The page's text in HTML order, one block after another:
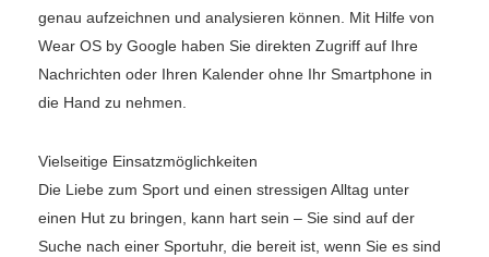
genau aufzeichnen und analysieren können. Mit Hilfe von
Wear OS by Google haben Sie direkten Zugriff auf Ihre
Nachrichten oder Ihren Kalender ohne Ihr Smartphone in
die Hand zu nehmen.
Vielseitige Einsatzmöglichkeiten
Die Liebe zum Sport und einen stressigen Alltag unter
einen Hut zu bringen, kann hart sein – Sie sind auf der
Suche nach einer Sportuhr, die bereit ist, wenn Sie es sind